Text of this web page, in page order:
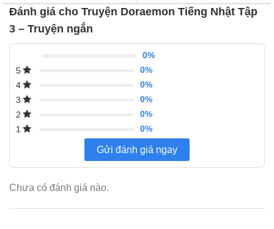
đánh
giá
90,000 ₫.là:
80,000 ₫.
giá
Đánh giá cho Truyện Doraemon Tiếng Nhật Tập
3 – Truyện ngắn
0%
5
0%
4
0%
3
0%
2
0%
1
0%
Gửi đánh giá ngay
Chưa có đánh giá nào.